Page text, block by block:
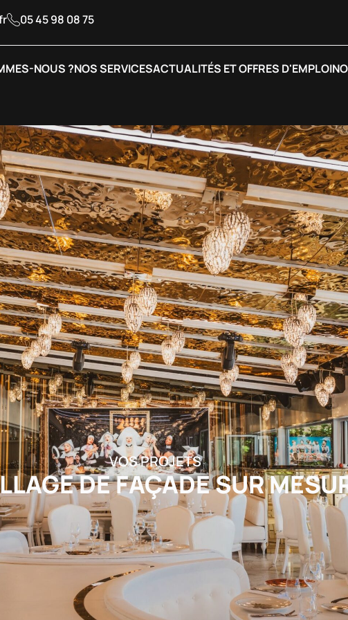
NOUS ?NOS SERVICESACTUALITÉS ET OFFRES D'EMPLOI
05 45 98 08 75
VOS PROJETS
DE FAÇADE SUR